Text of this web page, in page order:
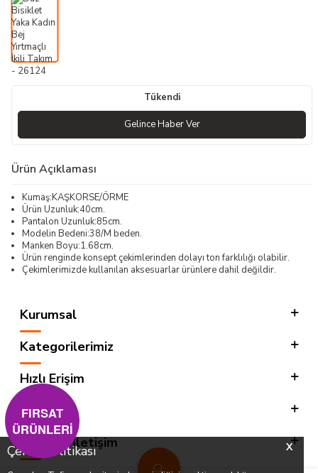
X
Çerez Politikası
Tükendi
Gelince Haber Ver
Ürün Açıklaması
Kumaş:KAŞKORSE/ÖRME
Ürün Uzunluk:40cm.
Pantalon Uzunluk:85cm.
Modelin Bedeni:38/M beden.
Manken Boyu:1.68cm.
Ürün renginde konsept çekimlerinden dolayı ton farklılığı olabilir.
Çekimlerimizde kullanılan aksesuarlar ürünlere dahil değildir.
Kurumsal
Kategorilerimiz
Hızlı Erişim
Sosyal
Adres & İletişim
FIRSAT
ÜRÜNLERİ